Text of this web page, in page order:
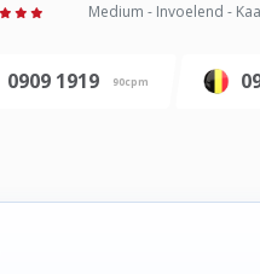
Medium - Invoelend -
0909 1919 90cpm